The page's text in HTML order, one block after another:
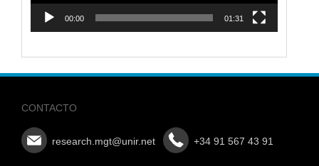
00:00 01:31
CONTACTO
research.mgt@unir.net +34 91 567 43 91